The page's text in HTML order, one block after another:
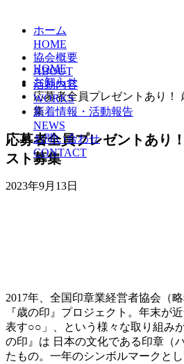
ホーム
HOME
協会概要
ABOUT
活動内容
WORKS
新着情報・活動報告
NEWS
お問い合わせ
CONTACT
HOME
お知らせ
応募者全員プレゼントあり！
集
応募者全員プレゼントあり
スト募集
2023年9月13日
2017年、全国印章業経営者協会（
『歳の印』プロジェクト。年末が
表す○○」、という様々な取り組み
の印』は 日本の文化である印章（
たもの。一年のシンボルマークと